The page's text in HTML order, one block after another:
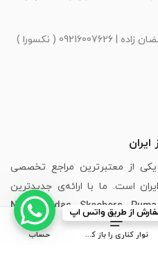
( نکسورا )
یکی از معتبرترین مراجع تخصصی
است. ما با ارائه‌ی جدیدترین
Nike، Adidas ،Skechers،Puma
مطمئن، سریع و لذت‌بخش از خرید
نوار کناری را باز کنید حساب
از طریق واتس اپ